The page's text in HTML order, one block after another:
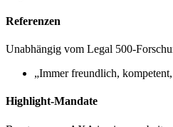
Referenzen
Unabhängig vom Legal 500-
„Immer freundlich,
Highlight-Mandate